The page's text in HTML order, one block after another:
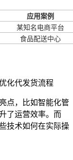
应用案例
某知名电商平台
食品配送中心
点，比如智能化管
了运营效率。而
技术如何在实际操